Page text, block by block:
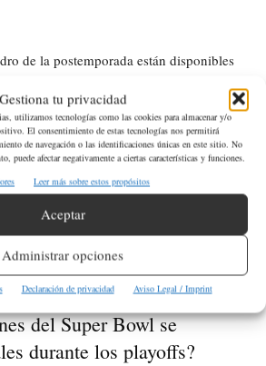
Gestiona tu privacidad
utilizamos tecnologías como las cookies para almacenar y/o
El consentimiento de estas tecnologías nos permitirá
de navegación o las identificaciones únicas en este sitio. No
puede afectar negativamente a ciertas características y funciones.
Leer más sobre estos propósitos
Aceptar
Administrar opciones
Declaración de privacidad Aviso Legal / Imprint
de la postemporada están disponibles
los Seahawks sean
Super Bowl LX?
proyecciones de las casas de apuestas,
tiene más posibilidades de ganar el
que siguen en competencia.
del Super Bowl se
durante los playoffs?